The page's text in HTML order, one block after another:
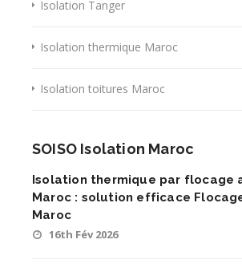
Isolation Tanger
Isolation thermique Maroc
Isolation toitures Maroc
SOISO Isolation Maroc
Isolation thermique par flocage
Maroc : solution efficace
Maroc
16th Fév 2026